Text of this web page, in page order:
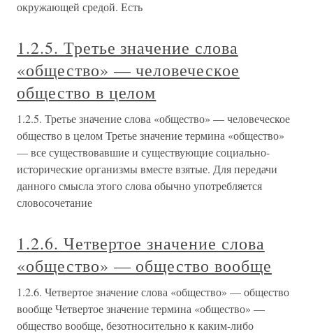
окружающей средой. Есть
1.2.5. Третье значение слова
«общество» — человеческое
общество в целом
1.2.5. Третье значение слова «общество» — человеческое
общество в целом Третье значение термина «общество»
— все существовавшие и существующие социально-
исторические организмы вместе взятые. Для передачи
данного смысла этого слова обычно употребляется
словосочетание
1.2.6. Четвертое значение слова
«общество» — общество вообще
1.2.6. Четвертое значение слова «общество» — общество
вообще Четвертое значение термина «общество» —
общество вообще, безотносительно к каким-либо